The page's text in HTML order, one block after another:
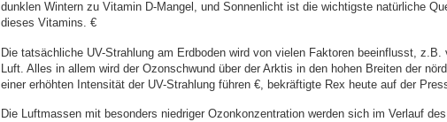
dunklen Wintern zu Vitamin D-Mangel, und Sonnenlicht ist die wichtigste natürliche
dieses Vitamins. €
Die tatsächliche UV-Strahlung am Erdboden wird von vielen Faktoren beeinflusst,
Luft. Alles in allem wird der Ozonschwund über der Arktis in den hohen Breiten der
einer erhöhten Intensität der UV-Strahlung führen €, bekräftigte Rex heute auf der
Die Luftmassen mit besonders niedriger Ozonkonzentration werden sich im Verlauf